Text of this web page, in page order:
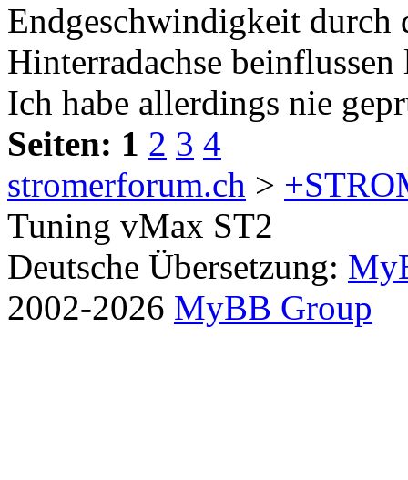
Endgeschwindigkeit durch
Hinterradachse beinflussen
Ich habe allerdings nie
Seiten: 1 2 3 4
stromerforum.ch >
Tuning vMax ST2
Deutsche Übersetzung:
2002-2026 MyBB Group